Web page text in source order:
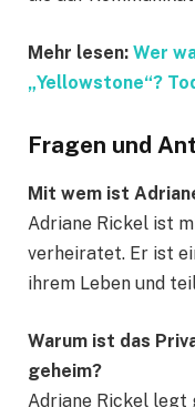
Mehr lesen: Wer
„Yellowstone“?
Fragen und
Mit wem ist
Adriane Rickel ist
verheiratet. Er ist
ihrem Leben und
Warum ist das
geheim?
Adriane Rickel legt